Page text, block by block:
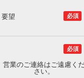
必須
要望
必須
営業のご連絡はご遠慮く
さい。